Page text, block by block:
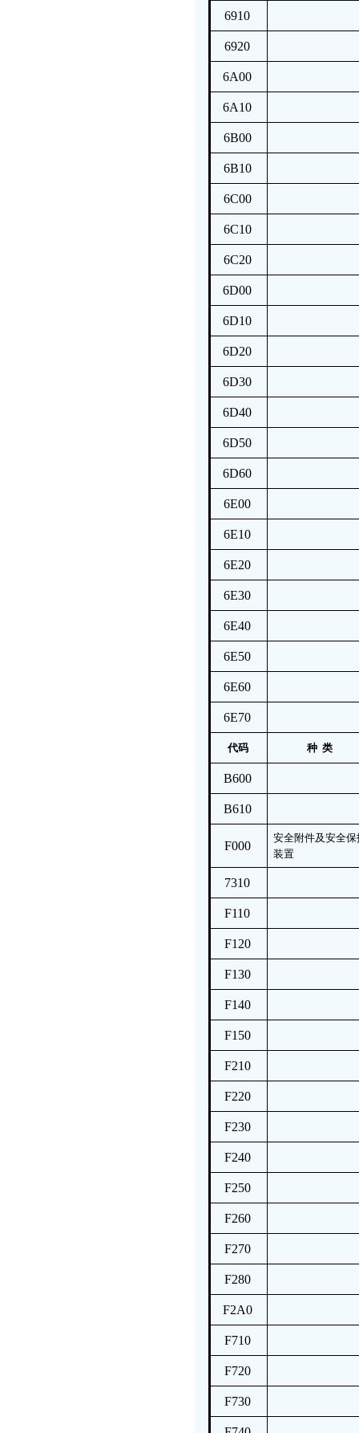
6910
6920
6A00
6A10
6B00
6B10
6C00
6C10
6C20
6D00
6D10
6D20
6D30
6D40
6D50
6D60
6E00
6E10
6E20
6E30
6E40
6E50
6E60
6E70
代码 种 类
B600
B610
F000
安全附件及安全保
装置
7310
F110
F120
F130
F140
F150
F210
F220
F230
F240
F250
F260
F270
F280
F2A0
F710
F720
F730